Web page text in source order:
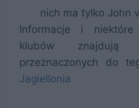
nich ma tylko John
Informacje i
klubów
przeznaczonych do
Jagiellonia